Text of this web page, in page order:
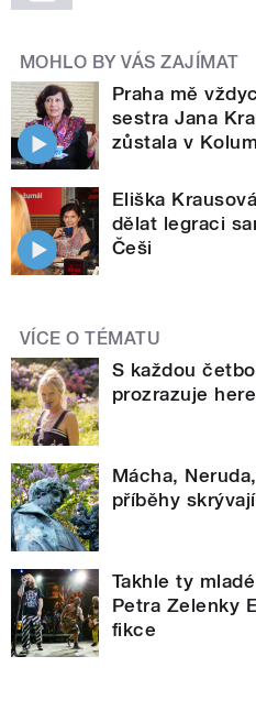
MOHLO BY VÁS ZAJÍMAT
Praha mě
sestra Jana
zůstala v
Eliška
dělat legraci
Češi
VÍCE O TÉMATU
S každou
prozrazuje
Mácha,
příběhy
Takhle ty
Petra Zelenky
fikce